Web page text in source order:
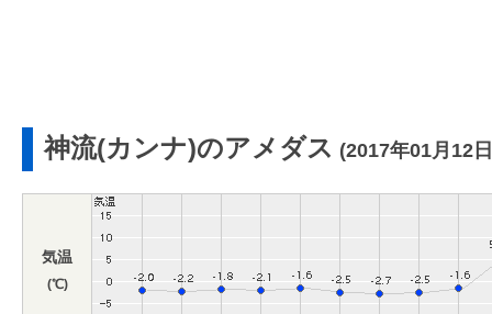
神流(カンナ)のアメダス (2017年01月12
気温
(℃)